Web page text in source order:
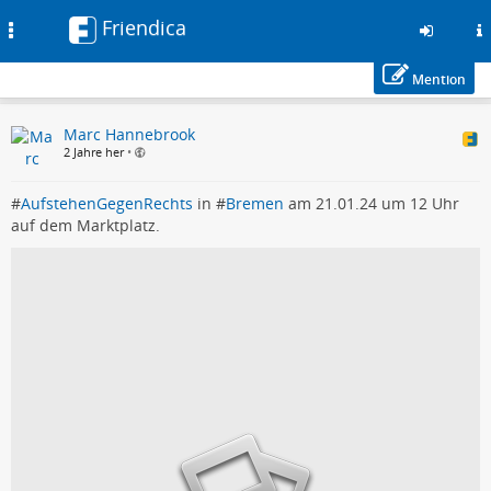
Inhalt
gehen
Friendica
Mention
Marc Hannebrook
2 Jahre her •
#AufstehenGegenRechts in #Bremen am 21.01.24 um 12 Uhr
auf dem Marktplatz.